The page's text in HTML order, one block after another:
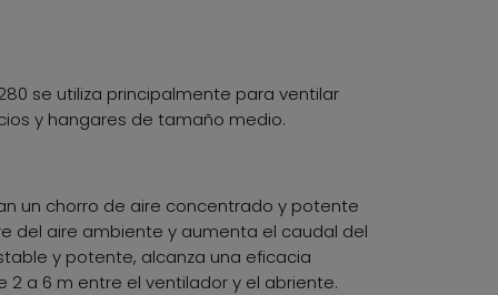
se utiliza principalmente para ventilar
y hangares de tamaño medio.
un chorro de aire concentrado y potente
del aire ambiente y aumenta el caudal del
y potente, alcanza una eficacia
a 6 m entre el ventilador y el abriente.